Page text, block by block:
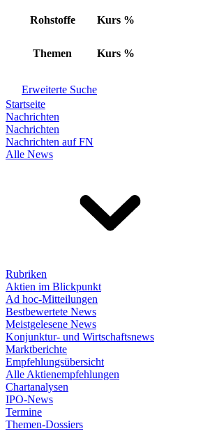
Rohstoffe Kurs %
Themen Kurs %
Erweiterte Suche
Startseite
Nachrichten
Nachrichten
Nachrichten auf FN
Alle News
Rubriken
Aktien im Blickpunkt
Ad hoc-Mitteilungen
Bestbewertete News
Meistgelesene News
Konjunktur- und Wirtschaftsnews
Marktberichte
Empfehlungsübersicht
Alle Aktienempfehlungen
Chartanalysen
IPO-News
Termine
Themen-Dossiers